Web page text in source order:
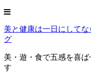
美と健康は一日にして
グ
美・遊・食で五感を喜
す